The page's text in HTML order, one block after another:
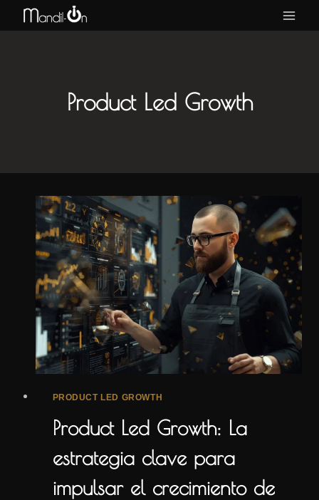
Saltar
al
Product Led Growth
PRODUCT LED GROWTH
Product Led Growth: La
estrategia clave para
impulsar el crecimiento de